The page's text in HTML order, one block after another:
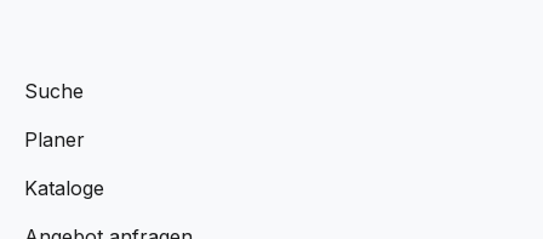
Suche
Planer
Kataloge